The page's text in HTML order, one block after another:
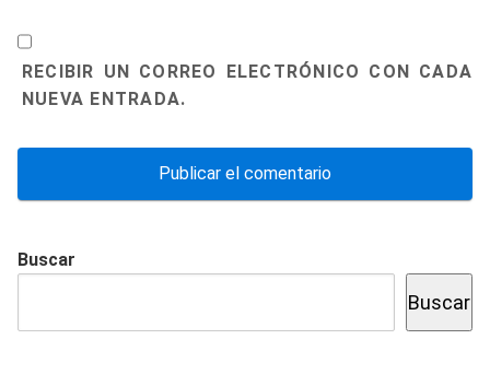
RECIBIR UN CORREO ELECTRÓNICO CON CADA
NUEVA ENTRADA.
Buscar
Buscar